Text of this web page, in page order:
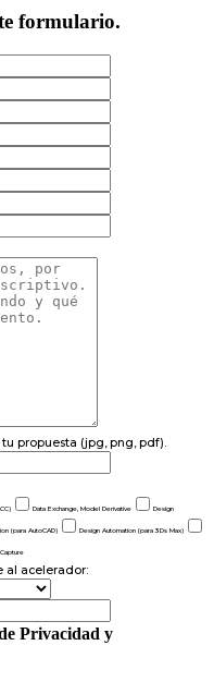
formulario.
propuesta (jpg, png, pdf).
Data Exchange, Model Derivative Design
(para AutoCAD) Design Automation (para 3Ds Max)
al acelerador:
Privacidad y